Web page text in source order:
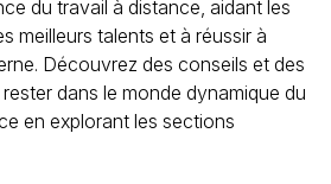
du travail à distance, aidant les
meilleurs talents et à réussir à
Découvrez des conseils et des
dans le monde dynamique du
en explorant les sections